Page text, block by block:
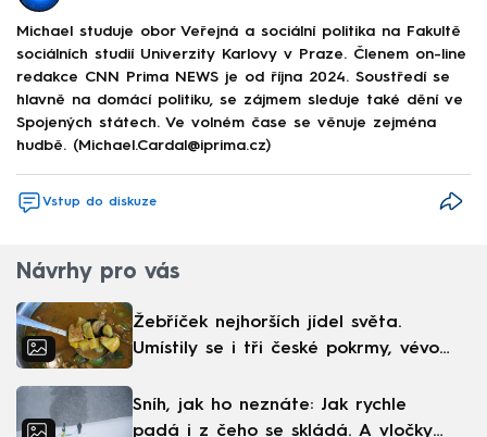
Michael studuje obor Veřejná a sociální politika na Fakultě
sociálních studií Univerzity Karlovy v Praze. Členem on-line
redakce CNN Prima NEWS je od října 2024. Soustředí se
hlavně na domácí politiku, se zájmem sleduje také dění ve
Spojených státech. Ve volném čase se věnuje zejména
hudbě. (Michael.Cardal@iprima.cz)
Vstup do diskuze
Návrhy pro vás
Žebříček nejhorších jídel světa.
Umístily se i tři české pokrmy, vévodí
Sníh, jak ho neznáte: Jak rychle
padá i z čeho se skládá. A vločky